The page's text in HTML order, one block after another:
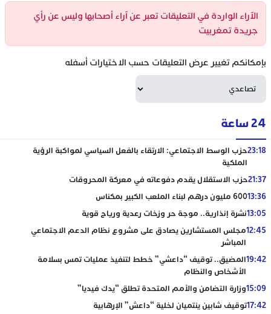
الآراء الواردة في التعليقات تعبر عن آراء أصحابها وليس عن رأي
جريدة تمغربيت
بإمكانكم تغيير عرض التعليقات حسب الاختيارات أسفله
24 ساعة
23:18حزب الوسط الاجتماعي: الارتقاء بالفعل السياسي لمواكبة الرؤية
الملكية
21:37حزب الاستقلال يقدم دفوعاته في معركة المحروقات
13:36600 مليون درهم لبناء الملعب الكبير بمكناس
13:05نشرة إنذارية.. موجة حر وزخات رعدية ورياح قوية
12:45مجلس المستشارين يصادق على مشروع نظام الدعم الاجتماعي
المباشر
19:42المضيق.. توقيف “داعشي” خطط لتنفيذ عمليات تمس بسلامة
الأشخاص والنظام
15:09وزارة التضامن والأمم المتحدة تطلق “يدك فيديا”
17:42توقيف شابين ينتميان لخلية “داعش” الإرهابية